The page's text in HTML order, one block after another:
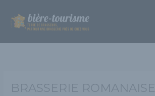
contenu
BRASSERIE ROMANAISE